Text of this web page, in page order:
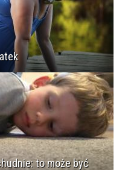
to może być